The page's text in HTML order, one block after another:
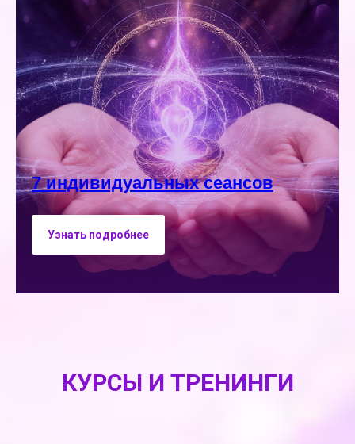
7 индивидуальных сеансов
Узнать подробнее
КУРСЫ И ТРЕНИНГИ